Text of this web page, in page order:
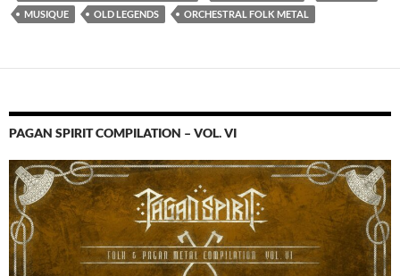
MUSIQUE
OLD LEGENDS ORCHESTRAL FOLK METAL
PAGAN SPIRIT COMPILATION – VOL. VI